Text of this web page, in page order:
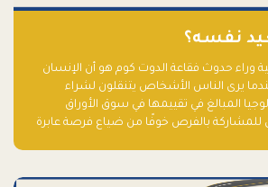
نفسه؟
وراء حدوث فقاعة الدوت كوم هو أن الإنسان
يرى الناس الأشخاص يتنقلون لشراء
المبالغ في تقييمها في سوق الأوراق
للمشاركة بالفرص خوفًا من ضياع فرصة عابرة